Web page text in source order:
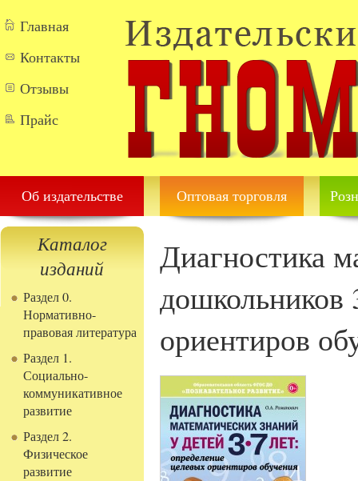
Главная
Контакты
Отзывы
Прайс
Об издательстве Оптовая торговля
Каталог
изданий
Раздел 0.
Нормативно-
правовая литература
Раздел 1.
Социально-
коммуникативное
развитие
Раздел 2.
Физическое
развитие
Диагностика
дошкольников
ориентиров